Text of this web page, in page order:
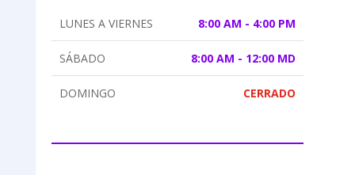
LUNES A VIERNES 8:00 AM - 4:00 PM
SÁBADO 8:00 AM - 12:00 MD
DOMINGO CERRADO